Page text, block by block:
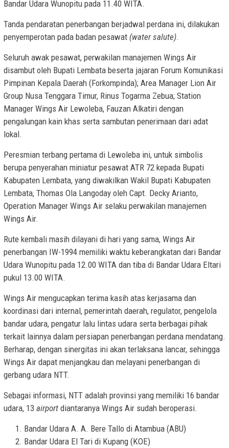
Bandar Udara Wunopitu pada 11.40 WITA.
Tanda pendaratan penerbangan berjadwal perdana ini, dilakukan
penyemperotan pada badan pesawat (water salute).
Seluruh awak pesawat, perwakilan manajemen Wings Air
disambut oleh Bupati Lembata beserta jajaran Forum Komunikasi
Pimpinan Kepala Daerah (Forkompinda); Area Manager Lion Air
Group Nusa Tenggara Timur, Rinus Togarma Zebua; Station
Manager Wings Air Lewoleba, Fauzan Alkatiri dengan
pengalungan kain khas serta sambutan penerimaan dari adat
lokal.
Peresmian terbang pertama di Lewoleba ini, untuk simbolis
berupa penyerahan miniatur pesawat ATR 72 kepada Bupati
Kabupaten Lembata, yang diwakilkan Wakil Bupati Kabupaten
Lembata, Thomas Ola Langoday oleh Capt. Decky Arianto,
Operation Manager Wings Air selaku perwakilan manajemen
Wings Air.
Rute kembali masih dilayani di hari yang sama, Wings Air
penerbangan IW-1994 memiliki waktu keberangkatan dari Bandar
Udara Wunopitu pada 12.00 WITA dan tiba di Bandar Udara Eltari
pukul 13.00 WITA.
Wings Air mengucapkan terima kasih atas kerjasama dan
koordinasi dari internal, pemerintah daerah, regulator, pengelola
bandar udara, pengatur lalu lintas udara serta berbagai pihak
terkait lainnya dalam persiapan penerbangan perdana mendatang.
Berharap, dengan sinergitas ini akan terlaksana lancar, sehingga
Wings Air dapat menjangkau dan melayani penerbangan di
gerbang udara NTT.
Sebagai informasi, NTT adalah provinsi yang memiliki 16 bandar
udara, 13 airport diantaranya Wings Air sudah beroperasi.
Bandar Udara A. A. Bere Tallo di Atambua (ABU)
Bandar Udara El Tari di Kupang (KOE)